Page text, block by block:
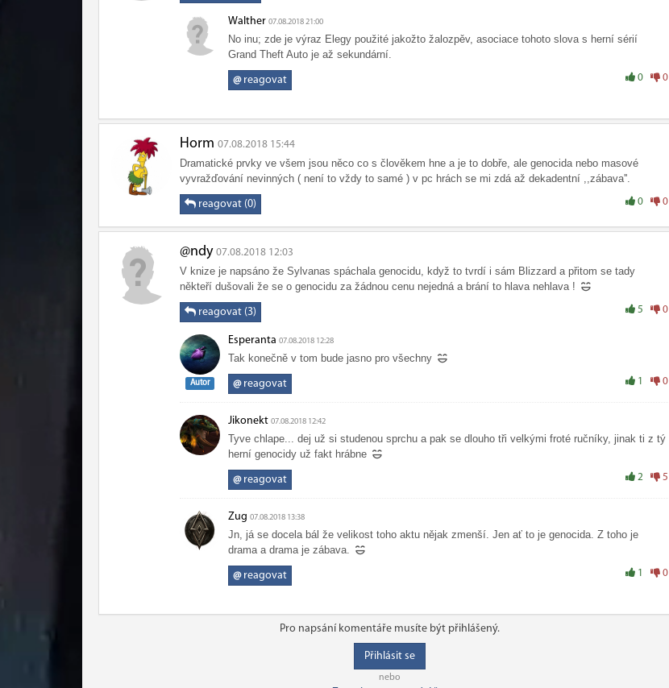
Walther 07.08.2018 21:00
No inu; zde je výraz Elegy použité jakožto žalozpěv, asociace tohoto slova s herní sérií
Grand Theft Auto je až sekundární.
@reagovat 0 0
Horm 07.08.2018 15:44
Dramatické prvky ve všem jsou něco co s člověkem hne a je to dobře, ale genocida nebo masové
vyvražďování nevinných ( není to vždy to samé ) v pc hrách se mi zdá až dekadentní ,,zábava''.
reagovat (0) 0 0
@ndy 07.08.2018 12:03
V knize je napsáno že Sylvanas spáchala genocidu, když to tvrdí i sám Blizzard a přitom se tady
někteří dušovali že se o genocidu za žádnou cenu nejedná a brání to hlava nehlava !
reagovat (3) 5 0
Autor
Esperanta 07.08.2018 12:28
Tak konečně v tom bude jasno pro všechny
@reagovat 1 0
Jikonekt 07.08.2018 12:42
Tyve chlape... dej už si studenou sprchu a pak se dlouho tři velkými froté ručníky, jinak ti z tý
herní genocidy už fakt hrábne
@reagovat 2 5
Zug 07.08.2018 13:38
Jn, já se docela bál že velikost toho aktu nějak zmenší. Jen ať to je genocida. Z toho je
drama a drama je zábava.
@reagovat 1 0
Pro napsání komentáře musíte být přihlášený.
Přihlásit se
nebo